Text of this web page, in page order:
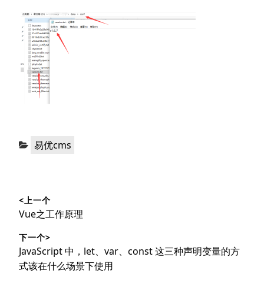
分 易优cms
章
导
航
<上一个
上
文
章：
Vue之工作原理
下一个>
下
篇
JavaScript 中，let、var、const 这三种声明变量的方
式该在什么场景下使用